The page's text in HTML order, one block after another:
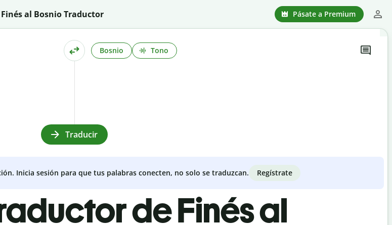
Finés al Bosnio Traductor Pásate a Premium
Bosnio Tono
Traducir
Inicia sesión para que tus palabras conecten, no solo se traduzcan. Regístrate
de Finés al